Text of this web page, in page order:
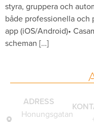
styra, gruppera och
både professionella och
app (iOS/Android)•
scheman […]
ADRESS
Honungsgatan